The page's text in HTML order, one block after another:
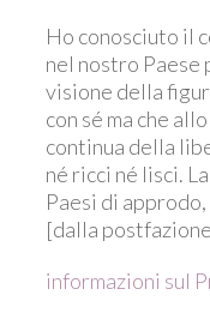
Ho conosciuto il
nel nostro Paese
visione della
con sé ma che
continua della
né ricci né lisci.
Paesi di
[dalla
informazioni sul